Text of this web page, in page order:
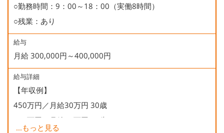
○有給休暇
○誕生日休暇
○勤務時間：9：00～18：00（実働8時間）
○残業：あり
給与
月給 300,000円～400,000円
給与詳細
【年収例】
450万円／月給30万円 30歳
500万円／月給35万円 33歳
...もっと見る